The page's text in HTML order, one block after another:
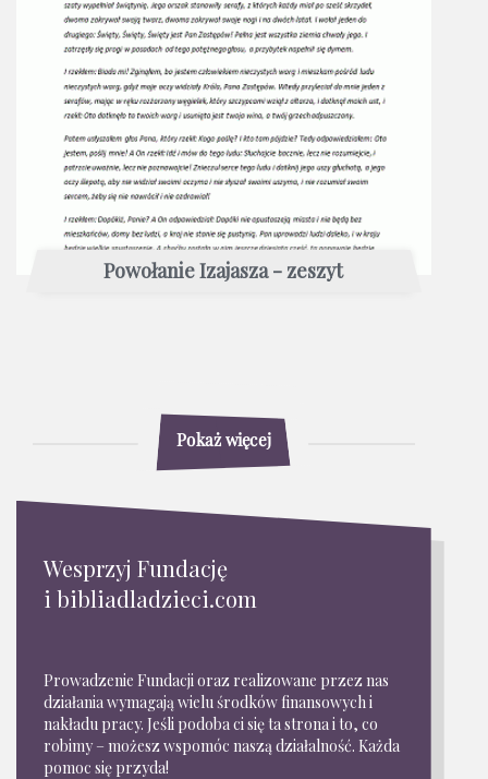
Powołanie Izajasza - zeszyt
Pokaż więcej
Wesprzyj Fundację
i bibliadladzieci.com
Prowadzenie Fundacji oraz realizowane przez nas
działania wymagają wielu środków finansowych i
nakładu pracy. Jeśli podoba ci się ta strona i to, co
robimy – możesz wspomóc naszą działalność. Każda
pomoc się przyda!